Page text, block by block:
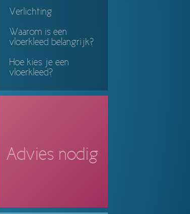
Verlichting
Waarom is een
vloerkleed belangrijk?
Hoe kies je een
vloerkleed?
Advies nodig